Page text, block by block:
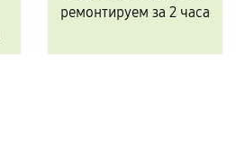
ремонтируем за 2 часа